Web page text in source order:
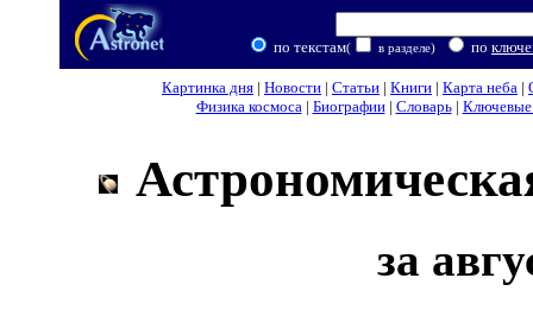
по текстам( в разделе) по
Картинка дня | Новости | Статьи | Книги | Карта неба |
Физика космоса| Биографии| Словарь| Ключевые
за